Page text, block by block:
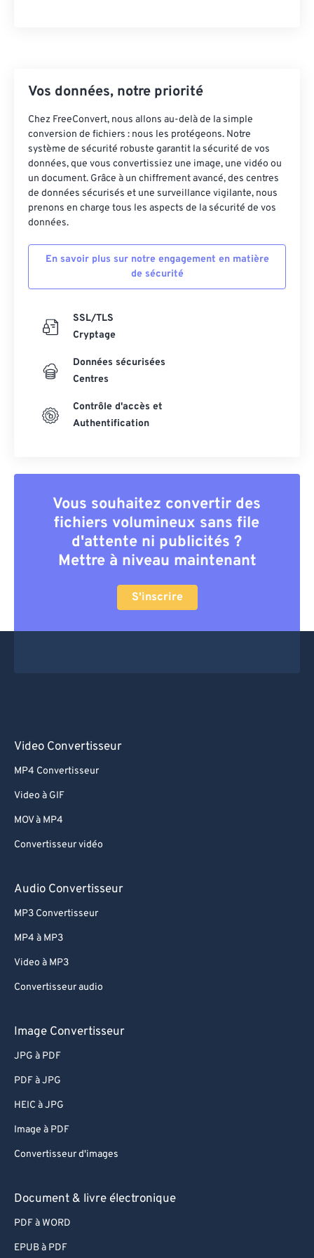
en PDF. Un convertisseur spécifique à chaque
page est également disponible, permettant de
définir le niveau de qualité et de compression. Ce
programme s'appelle DjVu Converter.
Développé par : AT&T Labs
Sortie initiale :
Liens utiles:
https://www.lifewire.com/djvu-file-2620674
https://filext.com/file-extension/DJVU
Vos données, notre priorité
Chez FreeConvert, nous allons au-delà de la simple
conversion de fichiers : nous les protégeons. Notre
système de sécurité robuste garantit la sécurité de vos
données, que vous convertissiez une image, une vidéo ou
un document. Grâce à un chiffrement avancé, des centres
de données sécurisés et une surveillance vigilante, nous
prenons en charge tous les aspects de la sécurité de vos
données.
En savoir plus sur notre engagement en matière
de sécurité
SSL/TLS
Cryptage
Données sécurisées
Centres
Contrôle d'accès et
Authentification
Vous souhaitez convertir des
fichiers volumineux sans file
d'attente ni publicités ?
Mettre à niveau maintenant
S'inscrire
Video Convertisseur
MP4 Convertisseur
Video à GIF
MOV à MP4
Convertisseur vidéo
Audio Convertisseur
MP3 Convertisseur
MP4 à MP3
Video à MP3
Convertisseur audio
Image Convertisseur
JPG à PDF
PDF à JPG
HEIC à JPG
Image à PDF
Convertisseur d'images
Document & livre électronique
PDF à WORD
EPUB à PDF